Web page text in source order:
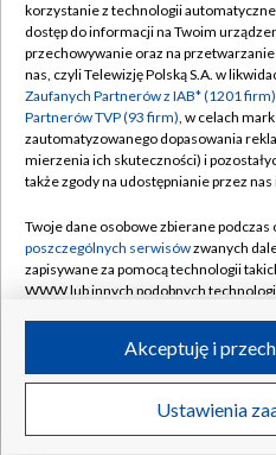
Abonament TVP
Emisja w TVP
Centrum informacji TVP
Naziemna Telewizja
Rada Programowa
System NOS
Informacje o nadawcy
Program dla prasy
Ogłoszenie przetargowe
Polityka
Moje
©2026 Telewizja
korzystanie z technologii
dostęp do informacji na Twoim
przechowywanie oraz na
nas, czyli Telewizję Polską S.A. w
Zaufanych Partnerów z IAB* (1201 firm)
Partnerów TVP (93 firm), w celach
zautomatyzowanego dopasowania
mierzenia ich skuteczności) i
także zgody na udostępnianie przez
Twoje dane osobowe zbierane
poszczególnych serwisówzwanych
zapisywane za pomocą technologii
WWW lub innych podobnych
ruchu w Internecie.
Twoje dane osobowe zbierane podczas
poszczególnych serwisówna Portalu,
Ustawienia
Akceptuję i